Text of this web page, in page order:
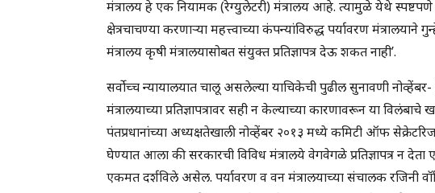
मंत्रालय हे एक नियामक (रेग्युलेटरी) मंत्रालय आहे. त्यामुळे येथे
क्षेत्रचाचण्या करणाऱ्या महत्त्वाच्या कंपन्यांविरुद्ध पर्यावरण
मंत्रालय कृषी मंत्रालयासोबत संयुक्त प्रतिज्ञापत्र देऊ शकत नाही’.
सर्वोच्च न्यायालयात चालू असलेल्या याचिकेची पुढील सुनावणी
मंत्रालयाच्या प्रतिज्ञापत्रावर सही न केल्याच्या कारणावरून या
पंतप्रधानांच्या अध्यक्षतेखाली नोव्हेंबर २०१३ मध्ये कमिटी ऑफ
घेण्यात आला की सरकारची विविध मंत्रालये वेगवेगळे प्रतिज्ञापत्र न देता
एकमत दर्शविले असेल. पर्यावरण व वन मंत्रालयाच्या संचालक रजिनी